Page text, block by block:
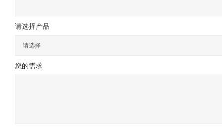
请选择产品
请选择
您的需求